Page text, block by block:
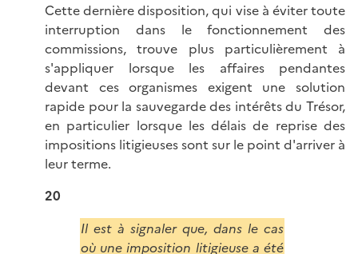
Cette dernière disposition, qui vise à éviter toute
interruption dans le fonctionnement des
commissions, trouve plus particulièrement à
s'appliquer lorsque les affaires pendantes
devant ces organismes exigent une solution
rapide pour la sauvegarde des intérêts du Trésor,
en particulier lorsque les délais de reprise des
impositions litigieuses sont sur le point d'arriver à
leur terme.
20
Il est à signaler que, dans le cas
où une imposition litigieuse a été